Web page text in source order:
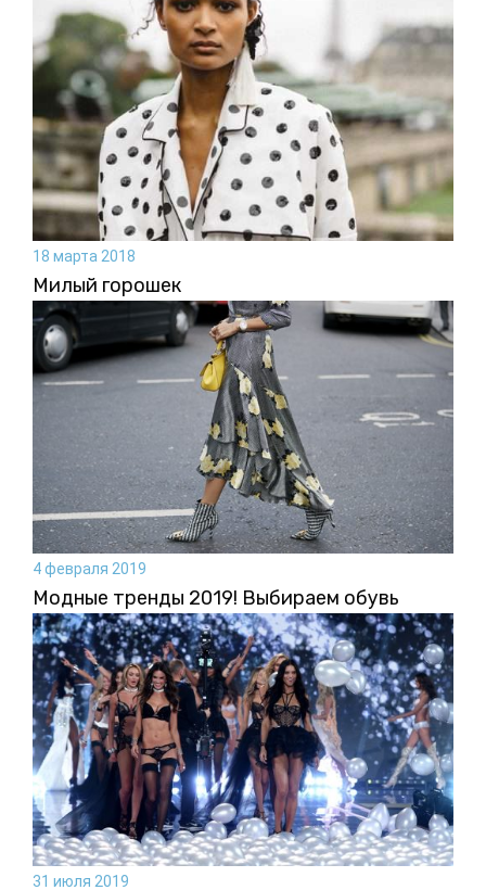
18 марта 2018
Милый горошек
4 февраля 2019
Модные тренды 2019! Выбираем обувь
31 июля 2019